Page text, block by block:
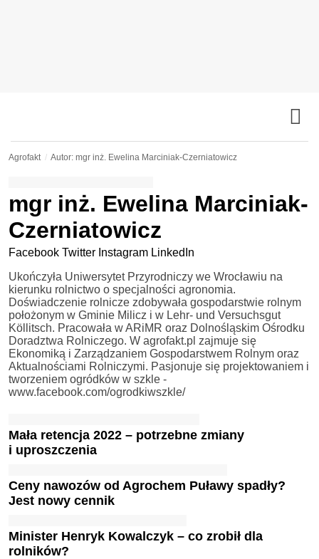
Agrofakt Autor: mgr inż. Ewelina Marciniak-Czerniatowicz
mgr inż. Ewelina Marciniak-
Czerniatowicz
Facebook Twitter Instagram LinkedIn
Ukończyła Uniwersytet Przyrodniczy we Wrocławiu na
kierunku rolnictwo o specjalności agronomia.
Doświadczenie rolnicze zdobywała gospodarstwie rolnym
położonym w Gminie Milicz i w Lehr- und Versuchsgut
Köllitsch. Pracowała w ARiMR oraz Dolnośląskim Ośrodku
Doradztwa Rolniczego. W agrofakt.pl zajmuje się
Ekonomiką i Zarządzaniem Gospodarstwem Rolnym oraz
Aktualnościami Rolniczymi. Pasjonuje się projektowaniem i
tworzeniem ogródków w szkle -
www.facebook.com/ogrodkiwszkle/
Mała retencja 2022 – potrzebne zmiany
i uproszczenia
Ceny nawozów od Agrochem Puławy spadły?
Jest nowy cennik
Minister Henryk Kowalczyk – co zrobił dla
rolników?